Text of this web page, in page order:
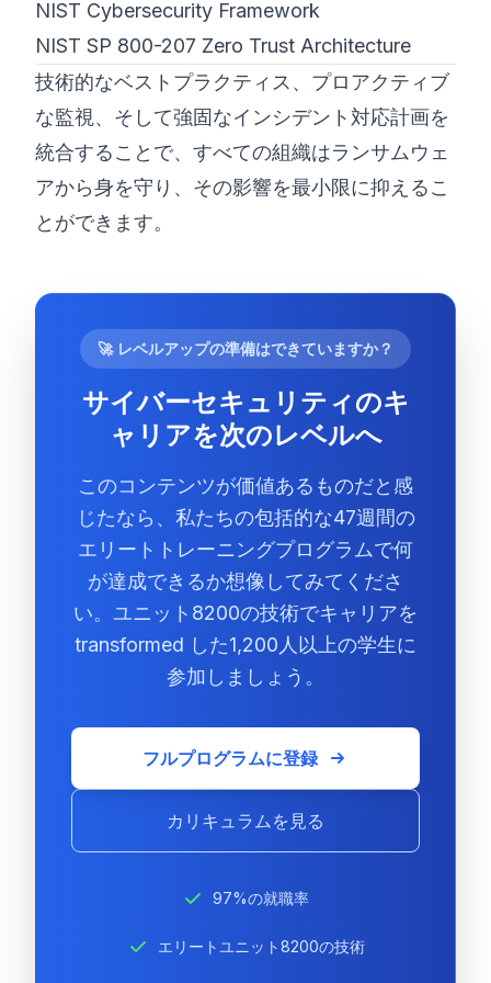
NIST Cybersecurity Framework
NIST SP 800-207 Zero Trust Architecture
技術的なベストプラクティス、プロアクティブ
な監視、そして強固なインシデント対応計画を
統合することで、すべての組織はランサムウェ
アから身を守り、その影響を最小限に抑えるこ
とができます。
🚀 レベルアップの準備はできていますか？
サイバーセキュリティのキ
ャリアを次のレベルへ
このコンテンツが価値あるものだと感
じたなら、私たちの包括的な47週間の
エリートトレーニングプログラムで何
が達成できるか想像してみてくださ
い。ユニット8200の技術でキャリアを
transformed した1,200人以上の学生に
参加しましょう。
フルプログラムに登録
カリキュラムを見る
97%の就職率
エリートユニット8200の技術